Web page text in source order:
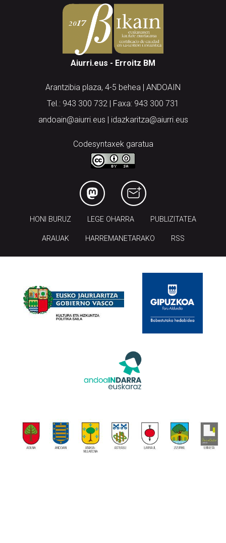
Aiurri.eus - Erroitz BM
Arantzibia plaza, 4-5 behea | ANDOAIN
Tel.: 943 300 732 | Faxa: 943 300 731
andoain@aiurri.eus | idazkaritza@aiurri.eus
Codesyntaxek garatua
HONI BURUZ LEGE OHARRA PUBLIZITATEA
ARAUAK HARREMANETARAKO RSS